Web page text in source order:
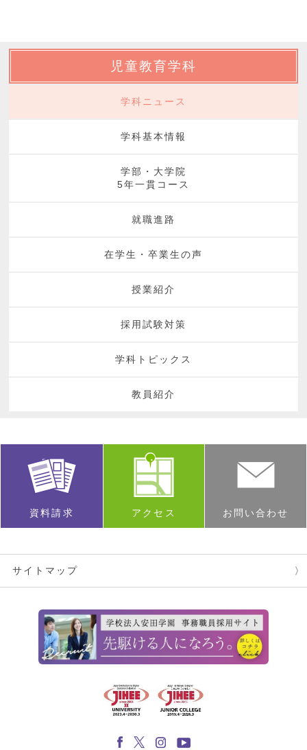
児童教育学科
学科ニュース
学科基本情報
学部・大学院
5年一貫コース
就職進路
在学生・卒業生の声
授業紹介
採用試験対策
学科トピックス
教員紹介
資料請求 アクセス お問い合わせ
サイトマップ